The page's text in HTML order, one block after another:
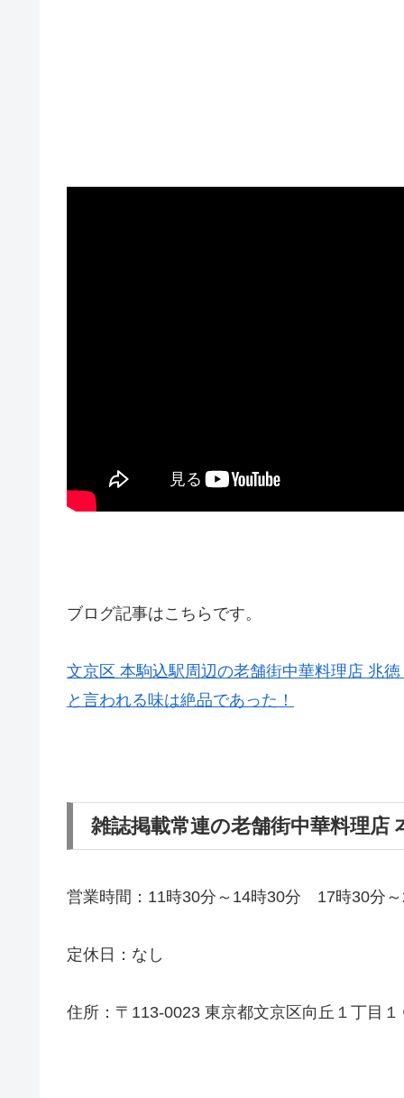
ブログ記事はこちらです。
文京区 本駒込駅周辺の老舗街中華料理店 兆
と言われる味は絶品であった！
雑誌掲載常連の老舗街中華料理店
営業時間：11時30分～14時30分 17時30分
定休日：なし
住所：〒113-0023 東京都文京区向丘１丁目１